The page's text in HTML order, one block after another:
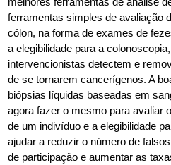
ferramentas simples de avaliação
cólon, na forma de exames de
a elegibilidade para a
intervencionistas detectem e
de se tornarem cancerígenos. A
biópsias líquidas baseadas em
agora fazer o mesmo para avaliar
de um indivíduo e a elegibilidade
ajudar a reduzir o número de
de participação e aumentar as